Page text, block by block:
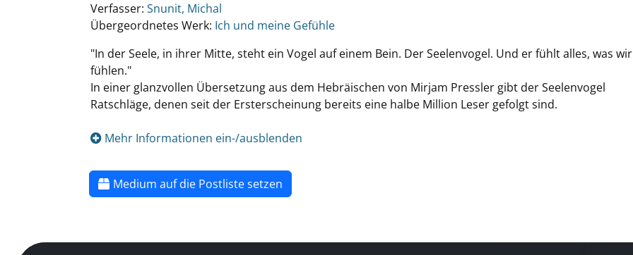
Verfasser: Snunit, Michal
Übergeordnetes Werk: Ich und meine Gefühle
"In der Seele, in ihrer Mitte, steht ein Vogel auf einem Bein. Der Seelenvogel. Und er fühlt alles, was wir
fühlen."
In einer glanzvollen Übersetzung aus dem Hebräischen von Mirjam Pressler gibt der Seelenvogel
Ratschläge, denen seit der Ersterscheinung bereits eine halbe Million Leser gefolgt sind.
Mehr Informationen ein-/ausblenden
Medium auf die Postliste setzen